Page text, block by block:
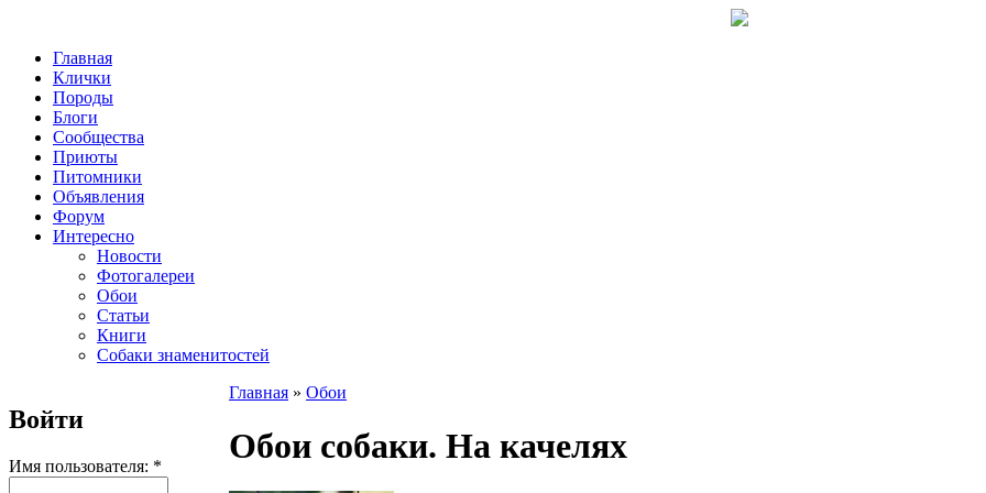
Главная
Клички
Породы
Блоги
Сообщества
Приюты
Питомники
Объявления
Форум
Интересно
Новости
Фотогалереи
Обои
Статьи
Книги
Собаки знаменитостей
Войти
Имя пользователя: *
Главная » Обои
Обои собаки. На качелях